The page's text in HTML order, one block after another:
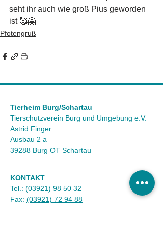
seht ihr auch wie groß Pius geworden
ist 🥰🤗
Pfotengruß
Tierheim Burg/Schartau
Tierschutzverein Burg und Umgebung e.V.
Astrid Finger
Ausbau 2 a
39288 Burg OT Schartau
KONTAKT
Tel.: (03921) 98 50 32
Fax: (03921) 72 94 88